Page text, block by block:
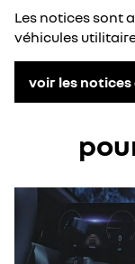
Les notices sont
véhicules
voir les notices